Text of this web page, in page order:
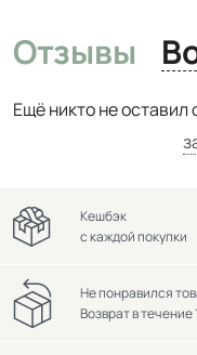
Отзывы
Ещё никто не оставил
Кешбэк
с каждой покупки
Не понравился
Возврат в течение